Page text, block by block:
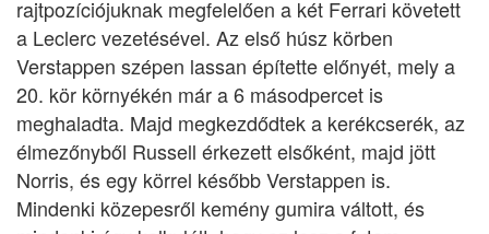
rajtpozíciójuknak megfelelően a két Ferrari követett
a Leclerc vezetésével. Az első húsz körben
Verstappen szépen lassan építette előnyét, mely a
20. kör környékén már a 6 másodpercet is
meghaladta. Majd megkezdődtek a kerékcserék, az
élmezőnyből Russell érkezett elsőként, majd jött
Norris, és egy körrel később Verstappen is.
Mindenki közepesről kemény gumira váltott, és